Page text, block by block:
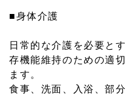
■身体介護
日常的な介護を必要と
存機能維持のための適
ます。
食事、洗面、入浴、部